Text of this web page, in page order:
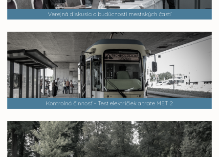
Verejná diskusia o budúcnosti mestských častí
Kontrolná činnosť - Test električiek a trate MET 2